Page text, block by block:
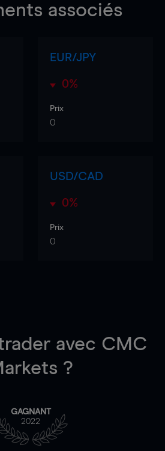
associés
EUR/JPY
0%
Prix
0
USD/CAD
0%
Prix
0
avec CMC
?
GAGNANT
2022